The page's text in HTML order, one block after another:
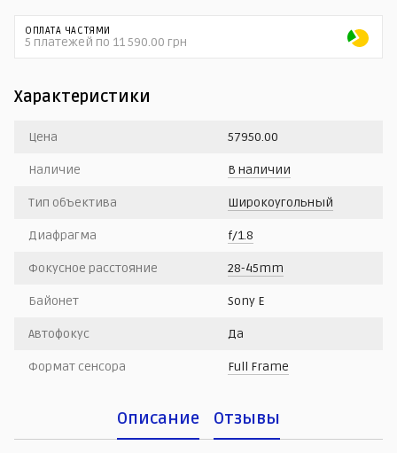
ОПЛАТА ЧАСТЯМИ
5 платежей по 11 590.00 грн
Характеристики
Цена 57950.00
Наличие В наличии
Тип объектива Широкоугольный
Диафрагма f/1.8
Фокусное расстояние 28-45mm
Байонет Sony E
Автофокус Да
Формат сенсора Full Frame
Описание Отзывы